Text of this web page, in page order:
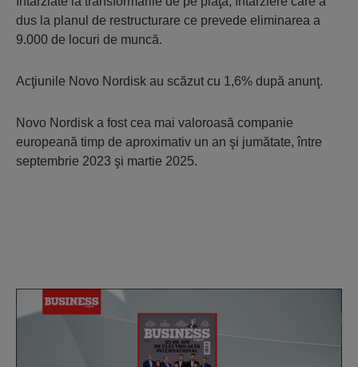
dus la planul de restructurare ce prevede eliminarea a
9.000 de locuri de muncă.
Acţiunile Novo Nordisk au scăzut cu 1,6% după anunţ.
Novo Nordisk a fost cea mai valoroasă companie
europeană timp de aproximativ un an şi jumătate, între
septembrie 2023 şi martie 2025.